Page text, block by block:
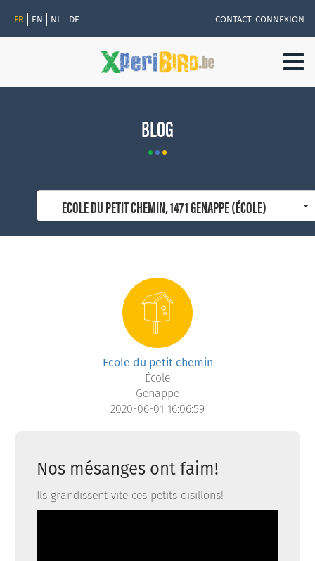
FR EN NL DE CONTACT CONNEXION
BLOG
ECOLE DU PETIT CHEMIN, 1471 GENAPPE (ÉCOLE)
Ecole du petit chemin
École
Genappe
2020-06-01 16:06:59
Nos mésanges ont faim!
Ils grandissent vite ces petits oisillons!